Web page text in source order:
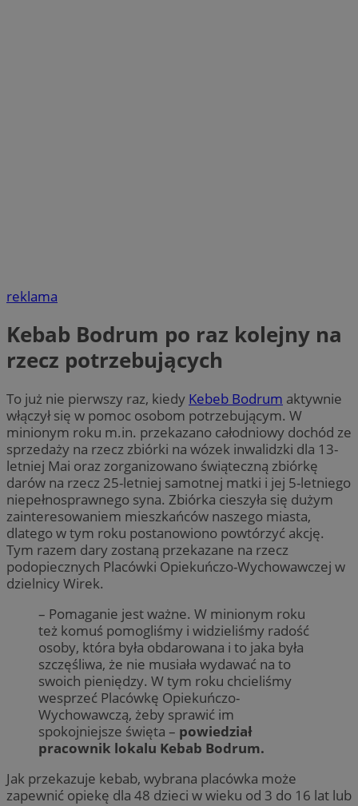
reklama
Kebab Bodrum po raz kolejny na
rzecz potrzebujących
To już nie pierwszy raz, kiedy Kebeb Bodrum aktywnie
włączył się w pomoc osobom potrzebującym. W
minionym roku m.in. przekazano całodniowy dochód ze
sprzedaży na rzecz zbiórki na wózek inwalidzki dla 13-
letniej Mai oraz zorganizowano świąteczną zbiórkę
darów na rzecz 25-letniej samotnej matki i jej 5-letniego
niepełnosprawnego syna. Zbiórka cieszyła się dużym
zainteresowaniem mieszkańców naszego miasta,
dlatego w tym roku postanowiono powtórzyć akcję.
Tym razem dary zostaną przekazane na rzecz
podopiecznych Placówki Opiekuńczo-Wychowawczej w
dzielnicy Wirek.
– Pomaganie jest ważne. W minionym roku
też komuś pomogliśmy i widzieliśmy radość
osoby, która była obdarowana i to jaka była
szczęśliwa, że nie musiała wydawać na to
swoich pieniędzy. W tym roku chcieliśmy
wesprzeć Placówkę Opiekuńczo-
Wychowawczą, żeby sprawić im
spokojniejsze święta – powiedział
pracownik lokalu Kebab Bodrum.
Jak przekazuje kebab, wybrana placówka może
zapewnić opiekę dla 48 dzieci w wieku od 3 do 16 lat lub